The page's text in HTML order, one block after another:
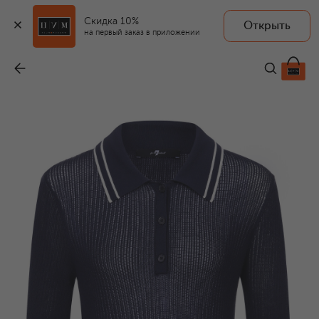
Скидка 10%
на первый заказ в приложении
Открыть
34 300 ₽